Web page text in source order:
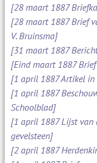
[28 maart 1887
[28 maart 1887 Brief
V. Bruinsma]
[31 maart 1887
[Eind maart 1887
[1 april 1887 Artikel in
[1 april 1887
Schoolblad]
[1 april 1887 Lijst van
gevelsteen]
[2 april 1887